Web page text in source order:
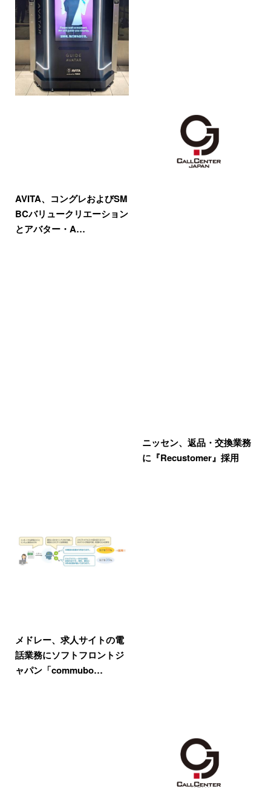
AVITA、コングレおよびSM
BCバリュークリエーション
とアバター・A…
ニッセン、返品・交換業務
に『Recustomer』採用
メドレー、求人サイトの電
話業務にソフトフロントジ
ャパン「commubo…